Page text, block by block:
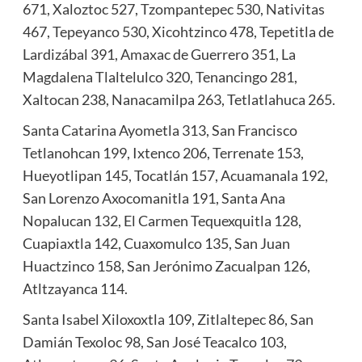
671, Xaloztoc 527, Tzompantepec 530, Nativitas
467, Tepeyanco 530, Xicohtzinco 478, Tepetitla de
Lardizábal 391, Amaxac de Guerrero 351, La
Magdalena Tlaltelulco 320, Tenancingo 281,
Xaltocan 238, Nanacamilpa 263, Tetlatlahuca 265.
Santa Catarina Ayometla 313, San Francisco
Tetlanohcan 199, Ixtenco 206, Terrenate 153,
Hueyotlipan 145, Tocatlán 157, Acuamanala 192,
San Lorenzo Axocomanitla 191, Santa Ana
Nopalucan 132, El Carmen Tequexquitla 128,
Cuapiaxtla 142, Cuaxomulco 135, San Juan
Huactzinco 158, San Jerónimo Zacualpan 126,
Atltzayanca 114.
Santa Isabel Xiloxoxtla 109, Zitlaltepec 86, San
Damián Texoloc 98, San José Teacalco 103,